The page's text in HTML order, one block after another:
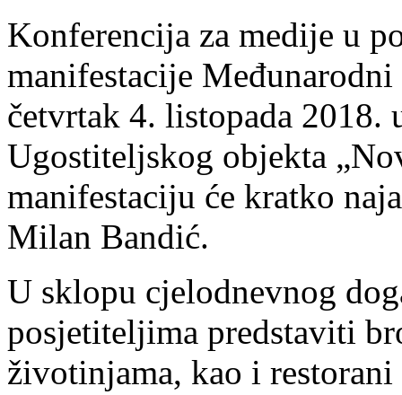
Konferencija za medije u
manifestacije
četvrtak 4. listopada 2018.
Ugostiteljskog objekta
manifestaciju će kratko
Milan Bandić.
U sklopu cjelodnevnog
posjetiteljima predstaviti
životinjama, kao i